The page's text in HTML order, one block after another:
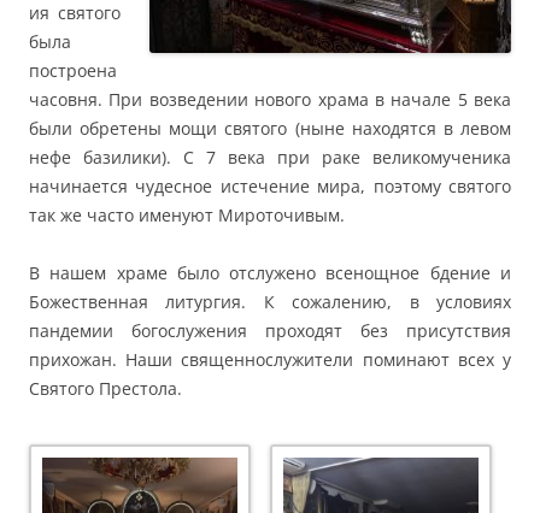
ия святого
была
построена
часовня. При возведении нового храма в начале 5 века
были обретены мощи святого (ныне находятся в левом
нефе базилики). С 7 века при раке великомученика
начинается чудесное истечение мира, поэтому святого
так же часто именуют Мироточивым.
В нашем храме было отслужено всенощное бдение и
Божественная литургия. К сожалению, в условиях
пандемии богослужения проходят без присутствия
прихожан. Наши священнослужители поминают всех у
Святого Престола.